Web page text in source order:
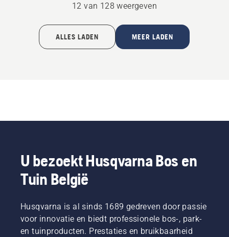
12 van 128 weergeven
ALLES LADEN MEER LADEN
U bezoekt Husqvarna Bos en
Tuin België
Husqvarna is al sinds 1689 gedreven door passie
voor innovatie en biedt professionele bos-, park-
en tuinproducten. Prestaties en bruikbaarheid